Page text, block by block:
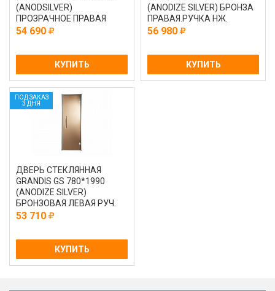
(ANODSILVER)
ПРОЗРАЧНОЕ ПРАВАЯ
54 690
КУПИТЬ
(ANODIZE SILVER) БРОНЗА
ПРАВАЯ.РУЧКА НЖ.
56 980
КУПИТЬ
ПОД ЗАКАЗ
3 ДНЯ
ДВЕРЬ СТЕКЛЯННАЯ
GRANDIS GS 780*1990
(ANODIZE SILVER)
БРОНЗОВАЯ ЛЕВАЯ РУЧ.
НЕРЖ.
53 710
КУПИТЬ